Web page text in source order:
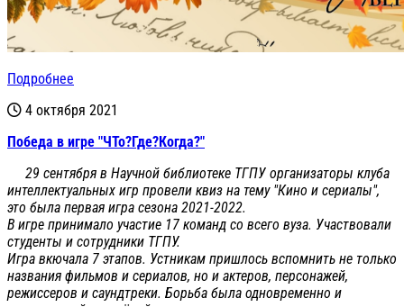
Подробнее
4 октября 2021
Победа в игре "ЧТо?Где?Когда?"
29 сентября в Научной библиотеке ТГПУ организаторы клуба
интеллектуальных игр провели квиз на тему "Кино и сериалы",
это была первая игра сезона 2021-2022.
В игре принимало участие 17 команд со всего вуза. Участвовали
студенты и сотрудники ТГПУ.
Игра вкючала 7 этапов. Устникам пришлось вспомнить не только
названия фильмов и сериалов, но и актеров, персонажей,
режиссеров и саундтреки. Борьба была одновременно и